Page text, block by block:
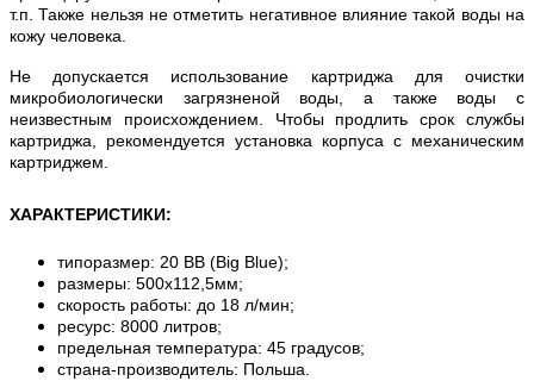
т.п. Также нельзя не отметить негативное влияние такой воды на
кожу человека.
Не допускается использование картриджа для очистки
микробиологически загрязненой воды, а также воды с
неизвестным происхождением. Чтобы продлить срок службы
картриджа, рекомендуется установка корпуса с механическим
картриджем.
ХАРАКТЕРИСТИКИ:
типоразмер: 20 BB (Big Blue);
размеры: 500х112,5мм;
скорость работы: до 18 л/мин;
ресурс: 8000 литров;
предельная температура: 45 градусов;
страна-производитель: Польша.